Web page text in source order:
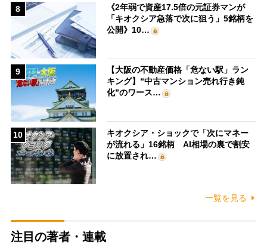
8
《2年弱で資産17.5倍の元証券マンが
「キオクシア急落で次に狙う」5銘柄を
公開》10…
9
【大阪の不動産価格「危ない駅」ラン
キング】“中古マンション売れ行き鈍
化”のワース…
10
キオクシア・ショックで「次にマネー
が流れる」16銘柄 AI相場の裏で割安
に放置され…
一覧を見る
注目の著者・連載